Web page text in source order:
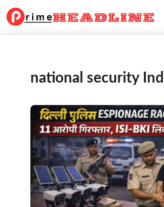
Skip
to
national security